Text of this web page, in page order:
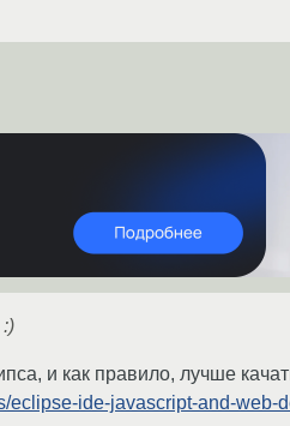
и как правило, лучше
eclipse-ide-javascript-and-web-